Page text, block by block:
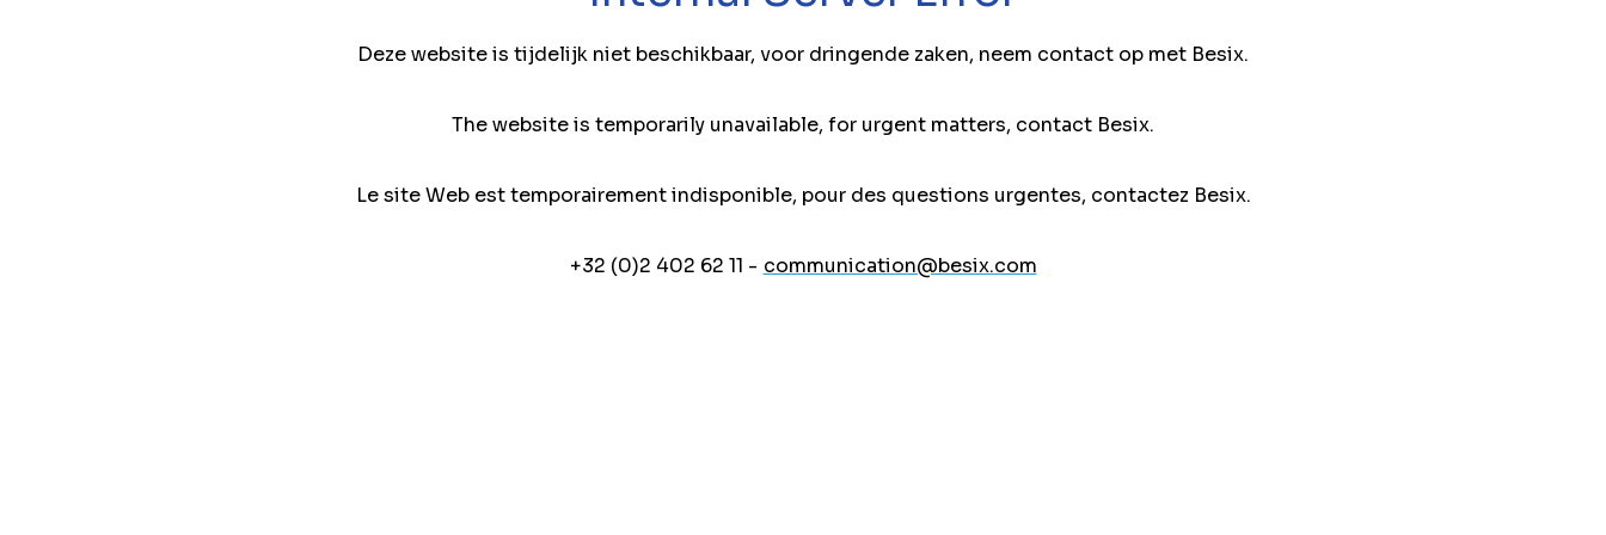
Deze website is tijdelijk niet beschikbaar, voor dringende zaken, neem contact op met Besix.
The website is temporarily unavailable, for urgent matters, contact Besix.
Le site Web est temporairement indisponible, pour des questions urgentes, contactez Besix.
+32 (0)2 402 62 11 - communication@besix.com